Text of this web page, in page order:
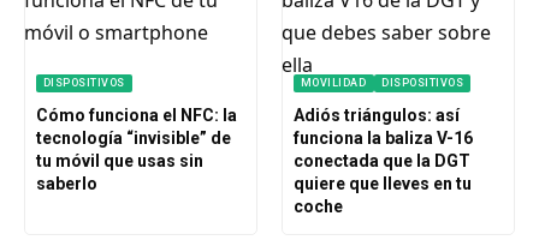
DISPOSITIVOS
Cómo funciona el NFC: la
tecnología “invisible” de
tu móvil que usas sin
saberlo
MOVILIDAD DISPOSITIVOS
Adiós triángulos: así
funciona la baliza V-16
conectada que la DGT
quiere que lleves en tu
coche